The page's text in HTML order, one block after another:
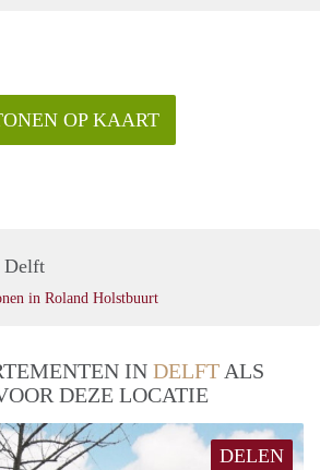
OP KAART
Delft
in Roland Holstbuurt
IN DELFT ALS
DEZE LOCATIE
DELEN